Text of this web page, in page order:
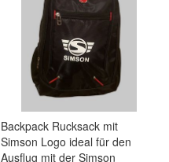
Backpack Rucksack mit
Simson Logo ideal für den
Ausflug mit der Simson